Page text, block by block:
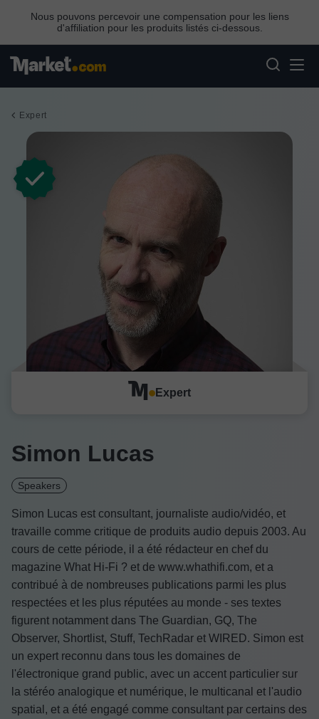
Nous pouvons percevoir une compensation pour les liens
d'affiliation pour les produits listés ci-dessous.
Expert
Simon Lucas
Speakers
Simon Lucas est consultant, journaliste audio/vidéo, et
travaille comme critique de produits audio depuis 2003. Au
cours de cette période, il a été rédacteur en chef du
magazine What Hi-Fi ? et de www.whathifi.com, et a
contribué à de nombreuses publications parmi les plus
respectées et les plus réputées au monde - ses textes
figurent notamment dans The Guardian, GQ, The
Observer, Shortlist, Stuff, TechRadar et WIRED. Simon est
un expert reconnu dans tous les domaines de
l'électronique grand public, avec un accent particulier sur
la stéréo analogique et numérique, le multicanal et l'audio
spatial, et a été engagé comme consultant par certains des
Expert